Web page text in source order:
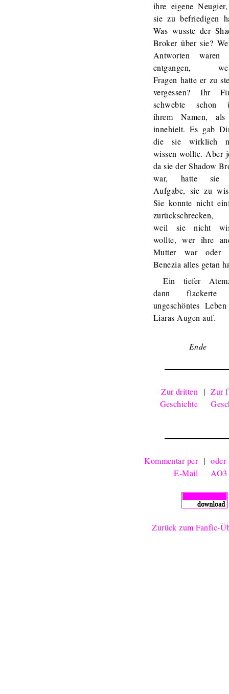
ihre eigene
sie zu befriedigen
Was wusste der
Broker über sie?
Antworten waren
entgangen,
Fragen hatte er zu
vergessen? Ihr
schwebte schon
ihrem Namen,
innehielt. Es gab
die sie wirklich
wissen wollte. Aber
da sie der Shadow
war, hatte sie
Aufgabe, sie zu
Sie konnte nicht
zurückschrecken,
weil sie nicht
wollte, wer ihre
Mutter war oder
Benezia alles getan
Ein tiefer
dann flackerte
ungeschöntes
Liaras Augen auf.
Ende
Zur dritten
Geschichte
| Zur
Kommentar per
E-Mail
| oder
AO3
Zurück zum Fanfic-